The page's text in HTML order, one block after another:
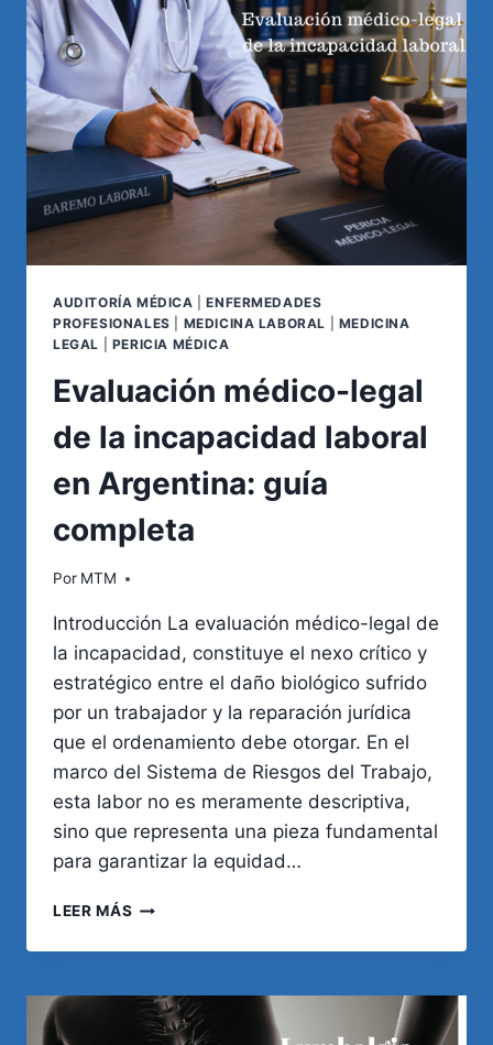
TU
MENTE
AUDITORÍA MÉDICA |ENFERMEDADES
PROFESIONALES
MEDICINA LABORAL
MEDICINA
LEGAL
PERICIA MÉDICA
Evaluación médico-legal
de la incapacidad laboral
en Argentina: guía
completa
Por MTM
Introducción La evaluación médico-legal de
la incapacidad, constituye el nexo crítico y
estratégico entre el daño biológico sufrido
por un trabajador y la reparación jurídica
que el ordenamiento debe otorgar. En el
marco del Sistema de Riesgos del Trabajo,
esta labor no es meramente descriptiva,
sino que representa una pieza fundamental
para garantizar la equidad…
LEER MÁS EVALUACIÓN
LEGAL
LA
INCAPACIDAD